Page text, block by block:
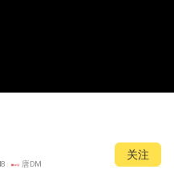
唐DM
关注